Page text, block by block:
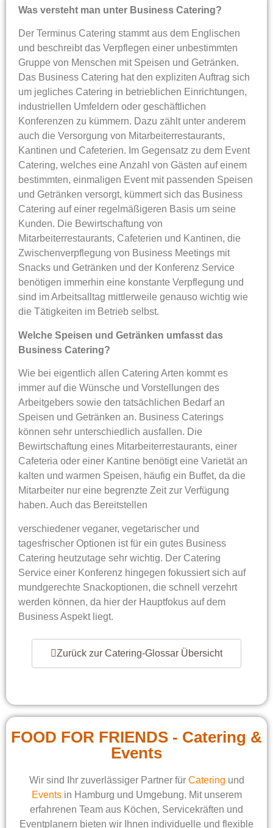
Was versteht man unter Business Catering?
Der Terminus Catering stammt aus dem Englischen
und beschreibt das Verpflegen einer unbestimmten
Gruppe von Menschen mit Speisen und Getränken.
Das Business Catering hat den expliziten Auftrag sich
um jegliches Catering in betrieblichen Einrichtungen,
industriellen Umfeldern oder geschäftlichen
Konferenzen zu kümmern. Dazu zählt unter anderem
auch die Versorgung von Mitarbeiterrestaurants,
Kantinen und Cafeterien. Im Gegensatz zu dem Event
Catering, welches eine Anzahl von Gästen auf einem
bestimmten, einmaligen Event mit passenden Speisen
und Getränken versorgt, kümmert sich das Business
Catering auf einer regelmäßigeren Basis um seine
Kunden. Die Bewirtschaftung von
Mitarbeiterrestaurants, Cafeterien und Kantinen, die
Zwischenverpflegung von Business Meetings mit
Snacks und Getränken und der Konferenz Service
benötigen immerhin eine konstante Verpflegung und
sind im Arbeitsalltag mittlerweile genauso wichtig wie
die Tätigkeiten im Betrieb selbst.
Welche Speisen und Getränken umfasst das
Business Catering?
Wie bei eigentlich allen Catering Arten kommt es
immer auf die Wünsche und Vorstellungen des
Arbeitgebers sowie den tatsächlichen Bedarf an
Speisen und Getränken an. Business Caterings
können sehr unterschiedlich ausfallen. Die
Bewirtschaftung eines Mitarbeiterrestaurants, einer
Cafeteria oder einer Kantine benötigt eine Varietät an
kalten und warmen Speisen, häufig ein Buffet, da die
Mitarbeiter nur eine begrenzte Zeit zur Verfügung
haben. Auch das Bereitstellen
verschiedener veganer, vegetarischer und
tagesfrischer Optionen ist für ein gutes Business
Catering heutzutage sehr wichtig. Der Catering
Service einer Konferenz hingegen fokussiert sich auf
mundgerechte Snackoptionen, die schnell verzehrt
werden können, da hier der Hauptfokus auf dem
Business Aspekt liegt.
Zurück zur Catering-Glossar Übersicht
FOOD FOR FRIENDS - Catering &
Events
Wir sind Ihr zuverlässiger Partner für Catering und
Eventsin Hamburg und Umgebung. Mit unserem
erfahrenen Team aus Köchen, Servicekräften und
Eventplanern bieten wir Ihnen individuelle und flexible